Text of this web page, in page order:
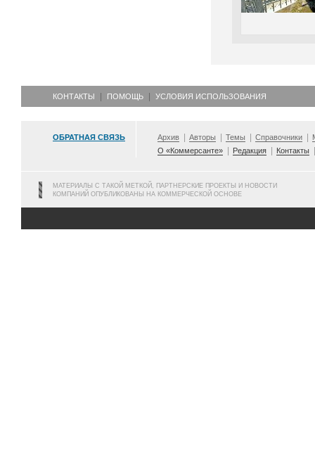
КОНТАКТЫ ПОМОЩЬ УСЛОВИЯ ИСПОЛЬЗОВАНИЯ
ОБРАТНАЯ СВЯЗЬ Архив Авторы Темы Справочники
О «Коммерсанте»
Редакция Контакты
МАТЕРИАЛЫ С ТАКОЙ МЕТКОЙ, ПАРТНЕРСКИЕ ПРОЕКТЫ И НОВОСТИ
КОМПАНИЙ ОПУБЛИКОВАНЫ НА КОММЕРЧЕСКОЙ ОСНОВЕ